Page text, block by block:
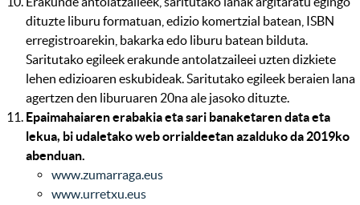
dituzte liburu formatuan, edizio komertzial batean, ISBN
erregistroarekin, bakarka edo liburu batean bilduta.
Saritutako egileek erakunde antolatzaileei uzten dizkiete
lehen edizioaren eskubideak. Saritutako egileek beraien lana
agertzen den liburuaren 20na ale jasoko dituzte.
Epaimahaiaren erabakia eta sari banaketaren data eta
lekua, bi udaletako web orrialdeetan azalduko da 2019ko
abenduan.
www.zumarraga.eus
www.urretxu.eus